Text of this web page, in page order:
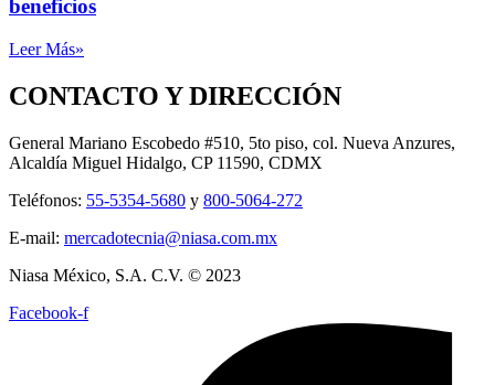
beneficios
Leer Más»
CONTACTO Y DIRECCIÓN
General Mariano Escobedo #510, 5to piso, col. Nueva Anzures,
Alcaldía Miguel Hidalgo, CP 11590, CDMX
Teléfonos: 55-5354-5680 y 800-5064-272
E-mail: mercadotecnia@niasa.com.mx
Niasa México, S.A. C.V. © 2023
Facebook-f